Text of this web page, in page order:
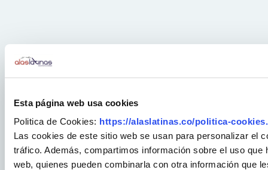
Esta página web usa cookies
Politica de Cookies: https://alaslatinas.co/politica-
Las cookies de este sitio web se usan para personalizar el
tráfico. Además, compartimos información sobre el uso
web, quienes pueden combinarla con otra información que